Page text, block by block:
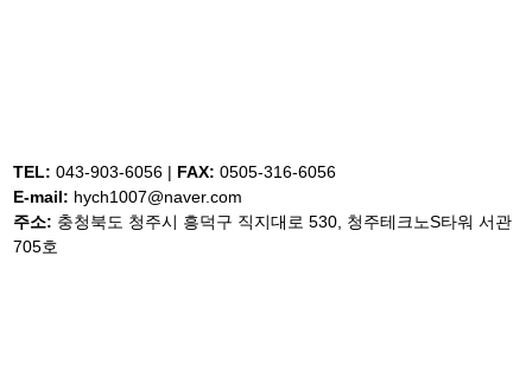
TEL:043-903-6056 | FAX:0505-316-6056
E-mail: hych1007@naver.com
주소: 충청북도 청주시 흥덕구 직지대로 530, 청주테크노S타워 서관
705호